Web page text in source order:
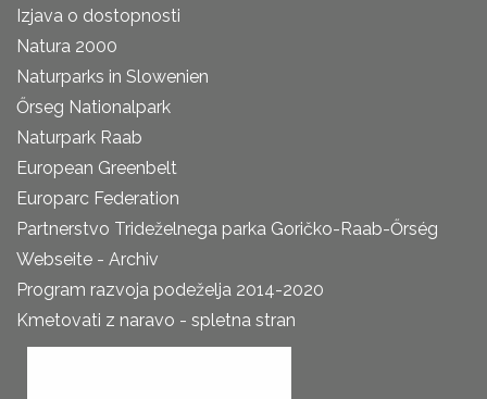
Izjava o dostopnosti
Natura 2000
Naturparks in Slowenien
Őrseg Nationalpark
Naturpark Raab
European Greenbelt
Europarc Federation
Partnerstvo Trideželnega parka Goričko-Raab-Őrség
Webseite - Archiv
Program razvoja podeželja 2014-2020
Kmetovati z naravo - spletna stran